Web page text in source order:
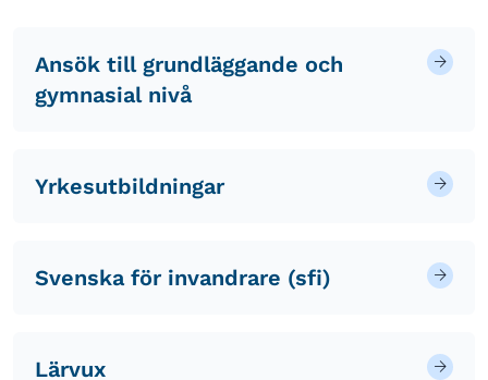
Ansök till grundläggande och
gymnasial nivå
Yrkesutbildningar
Svenska för invandrare (sfi)
Lärvux